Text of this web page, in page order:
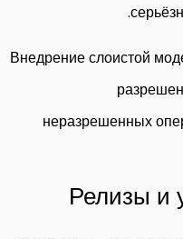
Внедрение слоистой
неразрешенных
Релизы и